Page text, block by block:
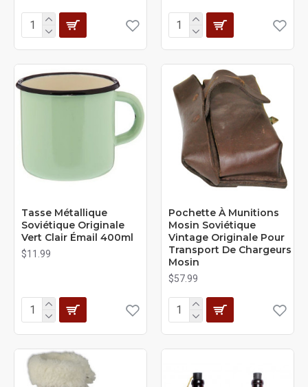
Tasse Métallique
Soviétique Originale
Vert Clair Émail 400ml
$11.99
Pochette À Munitions
Mosin Soviétique
Vintage Originale Pour
Transport De Chargeurs
Mosin
$57.99